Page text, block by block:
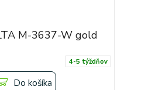
M-3637-W gold
4-5 týždňov
Do košíka